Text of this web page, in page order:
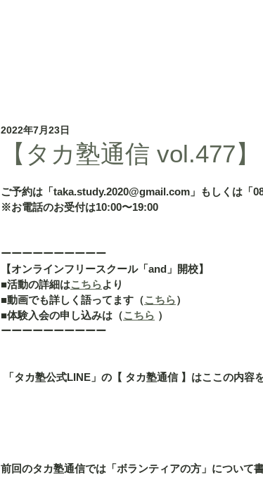
【タカ塾通信 vol.477
2022年7月23日
ご予約は「taka.study.2020@gmail.com」もしくは「
※お電話のお受付は10:00〜19:00
ーーーーーーーーーー
【オンラインフリースクール「and」開校】
■活動の詳細はこちらより
■動画でも詳しく語ってます（こちら）
■体験入会の申し込みは（こちら ）
ーーーーーーーーーー
「タカ塾公式LINE」の【 タカ塾通信 】はここの内容
前回のタカ塾通信では「ボランティアの方」について